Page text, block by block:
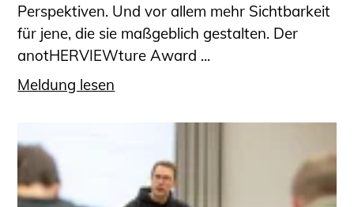
Perspektiven. Und vor allem mehr Sichtbarkeit
für jene, die sie maßgeblich gestalten. Der
anotHERVIEWture Award ...
Meldung lesen